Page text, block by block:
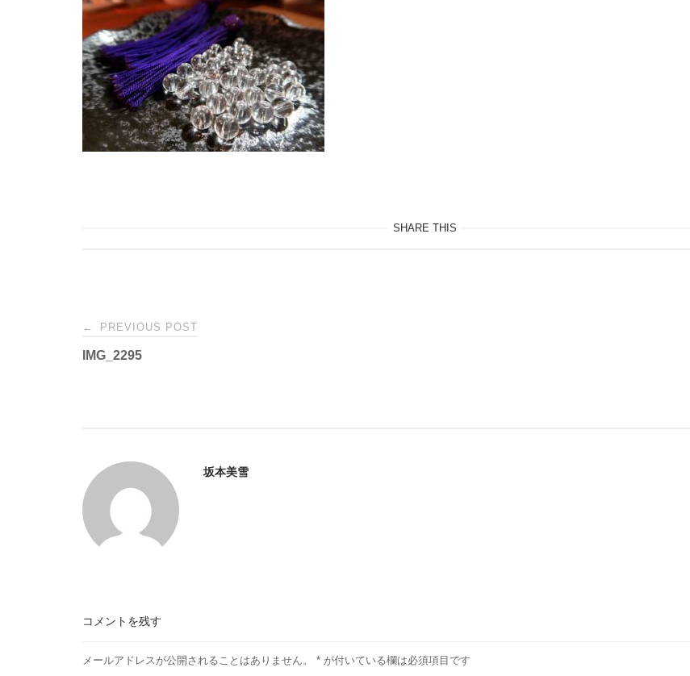
SHARE THIS
Post
navigation
← PREVIOUS POST
IMG_2295
坂本美雪
コメントを残す
メールアドレスが公開されることはありません。 * が付いている欄は必須項目です